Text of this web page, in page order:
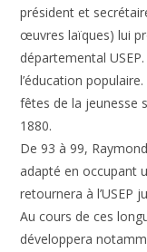
président et
œuvres laïques) lui
départemental
l’éducation
fêtes de la jeunesse
1880.
De 93 à 99,
adapté en occupant
retournera à l’USEP
Au cours de ces
développera